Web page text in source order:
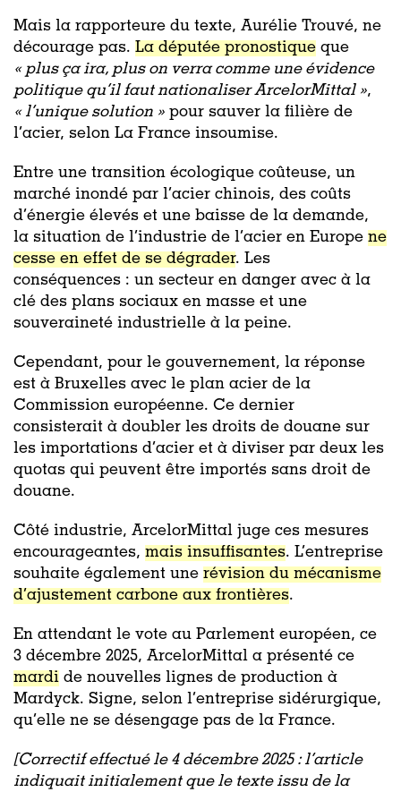
Mais la rapporteure du texte, Aurélie Trouvé, ne
décourage pas. La députée pronostique que
« plus ça ira, plus on verra comme une évidence
politique qu’il faut nationaliser ArcelorMittal »,
« l’unique solution » pour sauver la filière de
l’acier, selon La France insoumise.
Entre une transition écologique coûteuse, un
marché inondé par l’acier chinois, des coûts
d’énergie élevés et une baisse de la demande,
la situation de l’industrie de l’acier en Europe ne
cesse en effet de se dégrader. Les
conséquences : un secteur en danger avec à la
clé des plans sociaux en masse et une
souveraineté industrielle à la peine.
Cependant, pour le gouvernement, la réponse
est à Bruxelles avec le plan acier de la
Commission européenne. Ce dernier
consisterait à doubler les droits de douane sur
les importations d’acier et à diviser par deux les
quotas qui peuvent être importés sans droit de
douane.
Côté industrie, ArcelorMittal juge ces mesures
encourageantes, mais insuffisantes. L’entreprise
souhaite également une révision du mécanisme
d’ajustement carbone aux frontières.
En attendant le vote au Parlement européen, ce
3 décembre 2025, ArcelorMittal a présenté ce
mardi de nouvelles lignes de production à
Mardyck. Signe, selon l’entreprise sidérurgique,
qu’elle ne se désengage pas de la France.
[Correctif effectué le 4 décembre 2025 : l’article
indiquait initialement que le texte issu de la